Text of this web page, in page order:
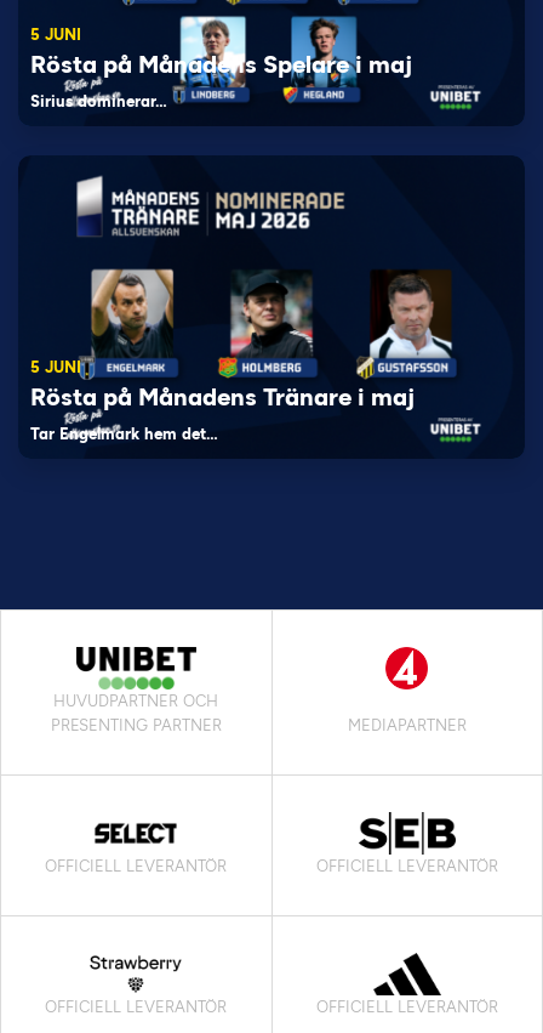
5 JUNI
Rösta på Månadens Spelare i maj
Sirius dominerar…
5 JUNI
Rösta på Månadens Tränare i maj
Tar Engelmark hem det…
HUVUDPARTNER OCH
PRESENTING PARTNER
MEDIAPARTNER
OFFICIELL LEVERANTÖR OFFICIELL LEVERANTÖR
OFFICIELL LEVERANTÖR OFFICIELL LEVERANTÖR